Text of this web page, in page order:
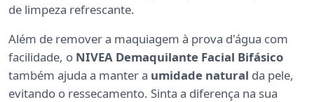
de limpeza refrescante.
Além de remover a maquiagem à prova d'água com
facilidade, o NIVEA Demaquilante Facial Bifásico
também ajuda a manter a umidade natural da pele,
evitando o ressecamento. Sinta a diferença na sua